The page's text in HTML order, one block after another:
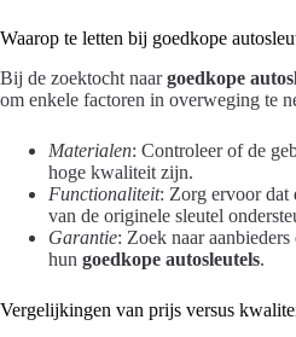
Waarop te letten bij goedkope
Bij de zoektocht naargoedkope
om enkele factoren in overweging te
Materialen: Controleer of de
hoge kwaliteit zijn.
Functionaliteit: Zorg ervoor dat
van de originele sleutel
Garantie: Zoek naar
hun goedkope autosleutels.
Vergelijkingen van prijs versus